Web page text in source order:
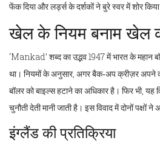
फेंक दिया और लर्ड्स के दर्शकों ने बुरे स्वर में शोर
खेल के नियम बनाम खेल
‘Mankad’ शब्द का उद्भव 1947 में भारत के महान
था। नियमों के अनुसार, अगर बैक‑अप क्रीज़र अपने
बॉलर को बाइल्स हटाने का अधिकार है। फिर भी, यह
चुनौती देती मानी जाती है। इस विवाद में दोनों पक्षों
इंग्लैंड की प्रतिक्रिया